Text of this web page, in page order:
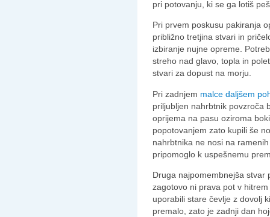
pri potovanju, ki se ga lotiš
Pri prvem poskusu pakiranja
približno tretjina stvari in
izbiranje nujne opreme.
streho nad glavo, topla in
stvari za dopust na morju.
Pri zadnjem malce daljšem
priljubljen nahrbtnik povzroča
oprijema na pasu oziroma
popotovanjem zato kupili še
nahrbtnika ne nosi na
pripomoglo k uspešnemu
Druga najpomembnejša stvar
zagotovo ni prava pot v
uporabili stare čevlje z dovolj
premalo, zato je zadnji dan